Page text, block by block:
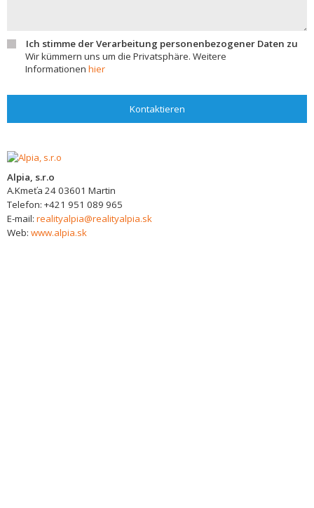
Ich stimme der Verarbeitung personenbezogener Daten zu
Wir kümmern uns um die Privatsphäre. Weitere
Informationen hier
Kontaktieren
Alpia, s.r.o
A.Kmeťa 2403601 Martin
Telefon: +421 951 089 965
E-mail: realityalpia@realityalpia.sk
Web: www.alpia.sk